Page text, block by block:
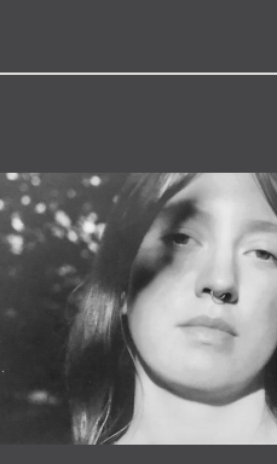
při Konzervatoři Jaroslava
na FSV UK a
rozhlase. Vedle psaní
a fotografii. Natáčí
české poezii. Více o
@evelinazitkova.